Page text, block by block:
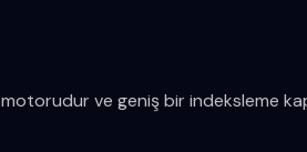
ve geniş bir indeksleme